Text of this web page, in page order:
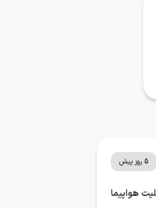
5 روز پیش
هواپیما